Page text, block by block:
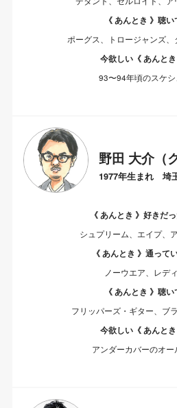
《 あんとき 》聴
ポーグス、トロージャンズ
今欲しい《 あんと
93〜94年頃のスケ
野田 大介（
1977年生まれ 埼
《 あんとき 》好きだ
シュプリーム、エイプ、
《 あんとき 》通って
ノーウエア、レデ
《 あんとき 》聴
フリッパーズ・ギター、ブ
今欲しい《 あんと
アンダーカバーのオー